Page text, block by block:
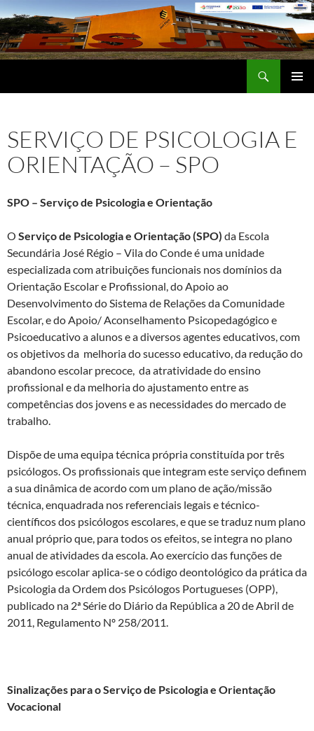
Saltar
para
o
conteúdo
SERVIÇO DE PSICOLOGIA E
ORIENTAÇÃO – SPO
SPO – Serviço de Psicologia e Orientação
O Serviço de Psicologia e Orientação (SPO) da Escola
Secundária José Régio – Vila do Conde é uma unidade
especializada com atribuições funcionais nos domínios da
Orientação Escolar e Profissional, do Apoio ao
Desenvolvimento do Sistema de Relações da Comunidade
Escolar, e do Apoio/ Aconselhamento Psicopedagógico e
Psicoeducativo a alunos e a diversos agentes educativos, com
os objetivos da melhoria do sucesso educativo, da redução do
abandono escolar precoce, da atratividade do ensino
profissional e da melhoria do ajustamento entre as
competências dos jovens e as necessidades do mercado de
trabalho.
Dispõe de uma equipa técnica própria constituída por três
psicólogos. Os profissionais que integram este serviço definem
a sua dinâmica de acordo com um plano de ação/missão
técnica, enquadrada nos referenciais legais e técnico-
científicos dos psicólogos escolares, e que se traduz num plano
anual próprio que, para todos os efeitos, se integra no plano
anual de atividades da escola. Ao exercício das funções de
psicólogo escolar aplica-se o código deontológico da prática da
Psicologia da Ordem dos Psicólogos Portugueses (OPP),
publicado na 2ª Série do Diário da República a 20 de Abril de
2011, Regulamento Nº 258/2011.
Sinalizações para o Serviço de Psicologia e Orientação
Vocacional